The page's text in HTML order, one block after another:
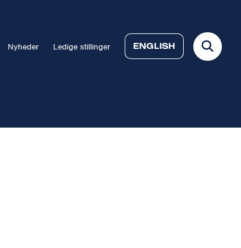
Nyheder Ledige stillinger ENGLISH